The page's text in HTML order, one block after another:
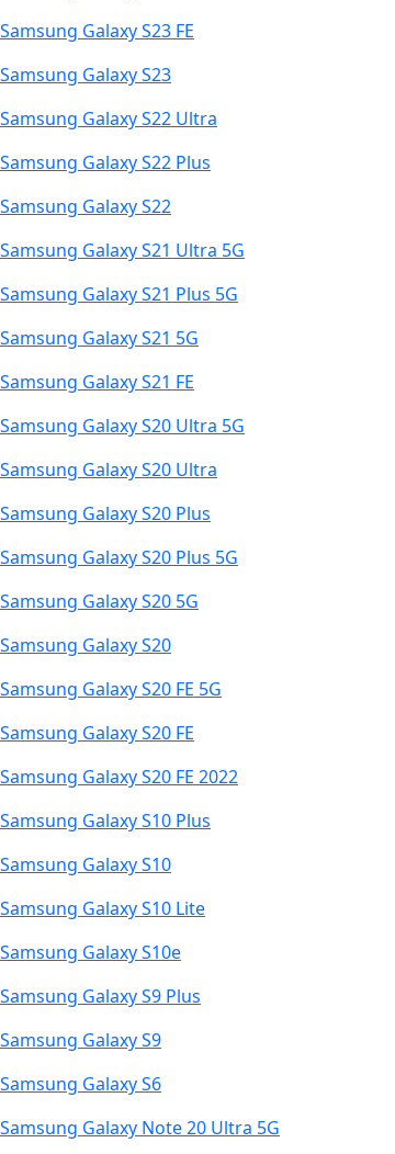
Samsung Galaxy S23 FE
Samsung Galaxy S23
Samsung Galaxy S22 Ultra
Samsung Galaxy S22 Plus
Samsung Galaxy S22
Samsung Galaxy S21 Ultra 5G
Samsung Galaxy S21 Plus 5G
Samsung Galaxy S21 5G
Samsung Galaxy S21 FE
Samsung Galaxy S20 Ultra 5G
Samsung Galaxy S20 Ultra
Samsung Galaxy S20 Plus
Samsung Galaxy S20 Plus 5G
Samsung Galaxy S20 5G
Samsung Galaxy S20
Samsung Galaxy S20 FE 5G
Samsung Galaxy S20 FE
Samsung Galaxy S20 FE 2022
Samsung Galaxy S10 Plus
Samsung Galaxy S10
Samsung Galaxy S10 Lite
Samsung Galaxy S10e
Samsung Galaxy S9 Plus
Samsung Galaxy S9
Samsung Galaxy S6
Samsung Galaxy Note 20 Ultra 5G